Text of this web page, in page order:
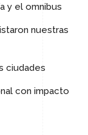
y el omnibus
nuestras
ciudades
con impacto